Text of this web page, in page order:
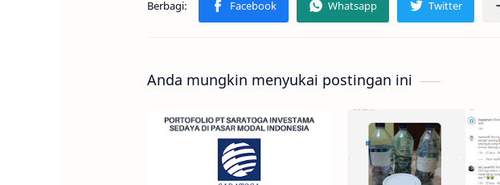
Anda mungkin menyukai postingan ini